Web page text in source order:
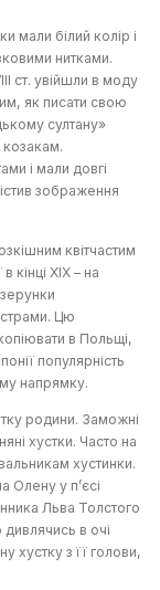
мали білий колір і
нитками.
ст. увійшли в моду
як писати свою
султану»
козакам.
і мали довгі
зображення
квітчастим
кінці ХІХ – на
Цю
в Польщі,
популярність
напрямку.
родини. Заможні
хустки. Часто на
хустинки.
Олену у п’єсі
Льва Толстого
в очі
хустку з її голови,